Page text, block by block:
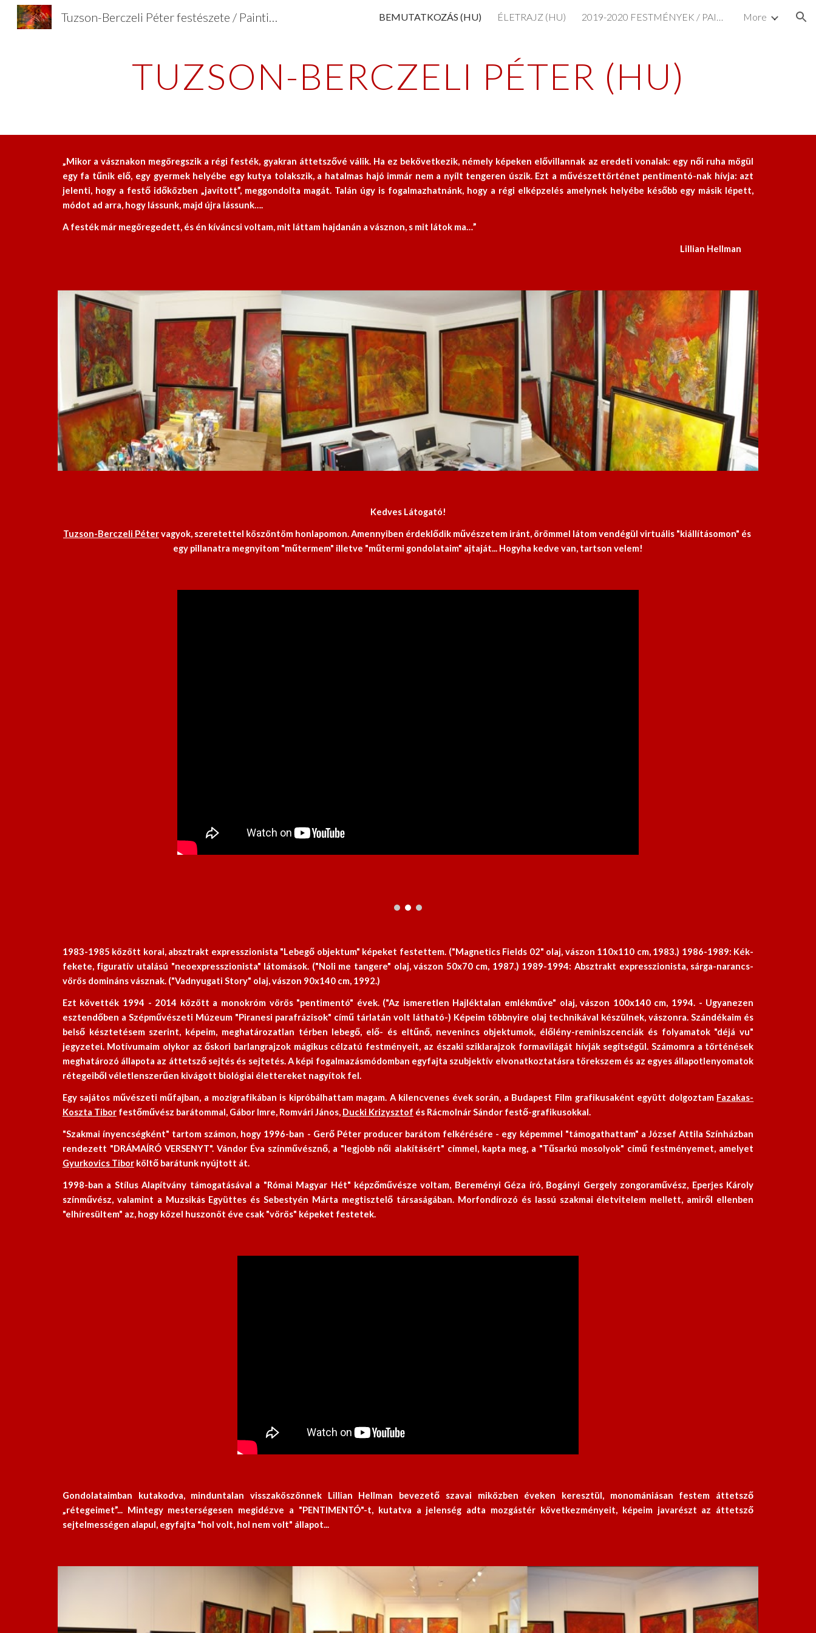
Skip to main content Skip to navigation
Tuzson-Berczeli Péter festészete / Paintings by Peter Tuzson-Berczeli BEMUTATKOZÁS (HU) ÉLETRAJZ (HU) 2019-2020 FESTMÉNYEK / PAINTINGS (HU/EN) More
TUZSON-BERCZELI PÉTER (HU)
„Mikor a vásznakon megöregszik a régi festék, gyakran áttetszővé válik. Ha ez bekövetkezik, némely képeken elővillannak az eredeti vonalak: egy női ruha mögül
egy fa tűnik elő, egy gyermek helyébe egy kutya tolakszik, a hatalmas hajó immár nem a nyílt tengeren úszik. Ezt a művészettörténet pentimentó-nak hívja: azt
jelenti, hogy a festő időközben „javított”, meggondolta magát. Talán úgy is fogalmazhatnánk, hogy a régi elképzelés amelynek helyébe később egy másik lépett,
módot ad arra, hogy lássunk, majd újra lássunk….
A festék már megöregedett, és én kíváncsi voltam, mit láttam hajdanán a vásznon, s mit látok ma…”
                                                                                                                               Lillian Hellman
Kedves Látogató!
Tuzson-Berczeli Péter vagyok, szeretettel köszöntöm honlapomon. Amennyiben érdeklődik művészetem iránt, örömmel látom vendégül virtuális "kiállításomon" és
egy pillanatra megnyitom "műtermem" illetve "műtermi gondolataim" ajtaját... Hogyha kedve van, tartson velem!
1983-1985 között korai, absztrakt expresszionista "Lebegő objektum" képeket festettem. ("Magnetics Fields 02" olaj, vászon 110x110 cm, 1983.) 1986-1989: Kék-
fekete, figuratív utalású "neoexpresszionista" látomások. ("Noli me tangere" olaj, vászon 50x70 cm, 1987.) 1989-1994: Absztrakt expresszionista, sárga-narancs-
vörös domináns vásznak. ("Vadnyugati Story" olaj, vászon 90x140 cm, 1992.)
Ezt követték 1994 - 2014 között a monokróm vörös "pentimentó" évek. ("Az ismeretlen Hajléktalan emlékműve" olaj, vászon 100x140 cm, 1994. - Ugyanezen
esztendőben a Szépművészeti Múzeum "Piranesi parafrázisok" című tárlatán volt látható-) Képeim többnyire olaj technikával készülnek, vászonra. Szándékaim és
belső késztetésem szerint, képeim, meghatározatlan térben lebegő, elő- és eltűnő, nevenincs objektumok, élőlény-reminiszcenciák és folyamatok "déjá vu"
jegyzetei. Motívumaim olykor az őskori barlangrajzok mágikus célzatú festményeit, az északi sziklarajzok formavilágát hívják segítségül. Számomra a történések
meghatározó állapota az áttetsző sejtés és sejtetés. A képi fogalmazásmódomban egyfajta szubjektív elvonatkoztatásra törekszem és az egyes állapotlenyomatok
rétegeiből véletlenszerűen kivágott biológiai élettereket nagyítok fel.
Egy sajátos művészeti műfajban, a mozigrafikában is kipróbálhattam magam. A kilencvenes évek során, a Budapest Film grafikusaként együtt dolgoztam Fazakas-
Koszta Tiborfestőművész barátommal, Gábor Imre, Romvári János, Ducki Krizysztof és Rácmolnár Sándor festő-grafikusokkal.
"Szakmai ínyencségként" tartom számon, hogy 1996-ban - Gerő Péter producer barátom felkérésére - egy képemmel "támogathattam" a József Attila Színházban
rendezett "DRÁMAÍRÓ VERSENYT". Vándor Éva színművésznő, a "legjobb női alakításért" címmel, kapta meg, a "Tűsarkú mosolyok" című festményemet, amelyet
Gyurkovics Tiborköltő barátunk nyújtott át.
1998-ban a Stílus Alapítvány támogatásával a "Római Magyar Hét" képzőművésze voltam, Bereményi Géza író, Bogányi Gergely zongoraművész, Eperjes Károly
színművész, valamint a Muzsikás Együttes és Sebestyén Márta megtisztelő társaságában. Morfondírozó és lassú szakmai életvitelem mellett, amiről ellenben
"elhíresültem" az, hogy közel huszonöt éve csak "vörös" képeket festetek.
Gondolataimban kutakodva, minduntalan visszaköszönnek Lillian Hellman bevezető szavai miközben éveken keresztül, monomániásan festem áttetsző
„rétegeimet”... Mintegy mesterségesen megidézve a "PENTIMENTÓ"-t, kutatva a jelenség adta mozgástér következményeit, képeim javarészt az áttetsző
sejtelmességen alapul, egyfajta "hol volt, hol nem volt" állapot...